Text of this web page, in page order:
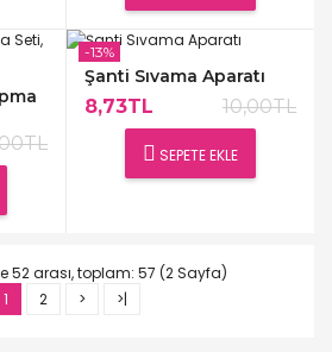
Şanti Sıvama Aparatı
8,73TL 10,00TL
SEPETE EKLE
-13%
52 arası, toplam: 57 (2 Sayfa)
1
2 > >|